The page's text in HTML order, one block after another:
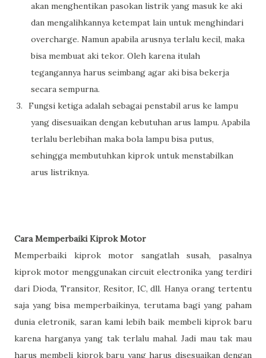
akan menghentikan pasokan listrik yang masuk ke aki
dan mengalihkannya ketempat lain untuk menghindari
overcharge. Namun apabila arusnya terlalu kecil, maka
bisa membuat aki tekor. Oleh karena itulah
tegangannya harus seimbang agar aki bisa bekerja
secara sempurna.
3.
Fungsi ketiga adalah sebagai penstabil arus ke lampu
yang disesuaikan dengan kebutuhan arus lampu. Apabila
terlalu berlebihan maka bola lampu bisa putus,
sehingga membutuhkan kiprok untuk menstabilkan
arus listriknya.
Cara Memperbaiki Kiprok Motor
Memperbaiki kiprok motor sangatlah susah, pasalnya
kiprok motor menggunakan circuit electronika yang terdiri
dari Dioda, Transitor, Resitor, IC, dll. Hanya orang tertentu
saja yang bisa memperbaikinya, terutama bagi yang paham
dunia eletronik, saran kami lebih baik membeli kiprok baru
karena harganya yang tak terlalu mahal.Jadi mau tak mau
harus membeli kiprok baru yang harus disesuaikan dengan